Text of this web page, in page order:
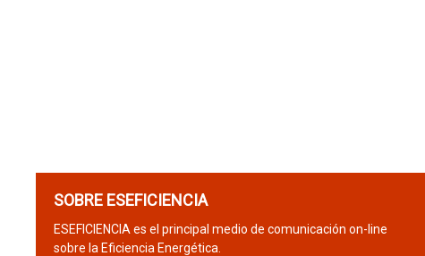
SOBRE ESEFICIENCIA
ESEFICIENCIA es el principal medio de comunicación on-line
sobre la Eficiencia Energética.